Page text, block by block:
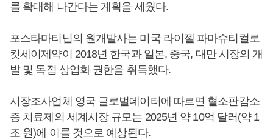
를 확대해 나간다는 계획을 세웠다.
포스타마티닙의 원개발사는 미국 라이젤 파마슈티컬로
킷세이제약이 2018년 한국과 일본, 중국, 대만 시장의 개
발 및 독점 상업화 권한을 취득했다.
시장조사업체 영국 글로벌데이터에 따르면 혈소판감소
증 치료제의 세계시장 규모는 2025년 약 10억 달러(약 1
조 원)에 이를 것으로 예상된다.